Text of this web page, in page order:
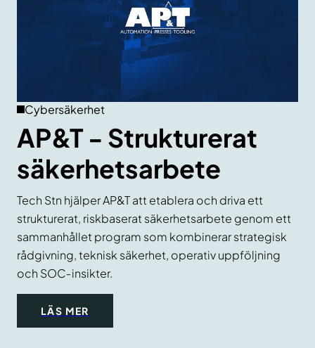
Cybersäkerhet
AP&T - Strukturerat
säkerhetsarbete
Tech Stn hjälper AP&T att etablera och driva ett
strukturerat, riskbaserat säkerhetsarbete genom ett
sammanhållet program som kombinerar strategisk
rådgivning, teknisk säkerhet, operativ uppföljning
och SOC‑insikter.
LÄS MER